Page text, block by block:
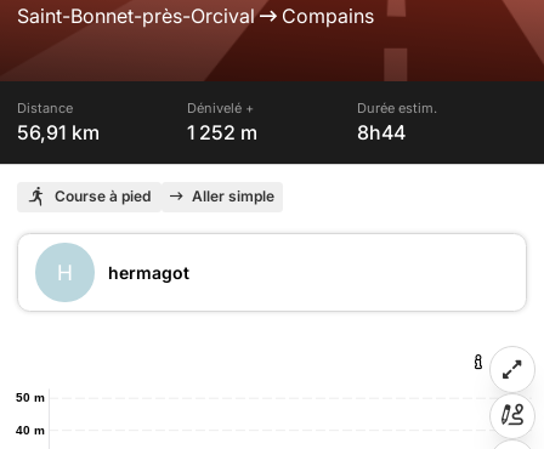
Saint-Bonnet-près-Orcival Compains
Distance
56,91 km
Dénivelé +
1 252 m
Durée estim.
8h44
Course à pied Aller simple
H hermagot
40 m
50 m